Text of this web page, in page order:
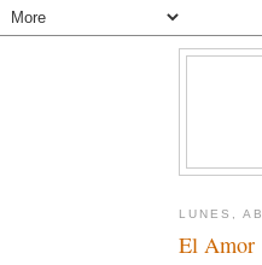
LUNES,
El Amor